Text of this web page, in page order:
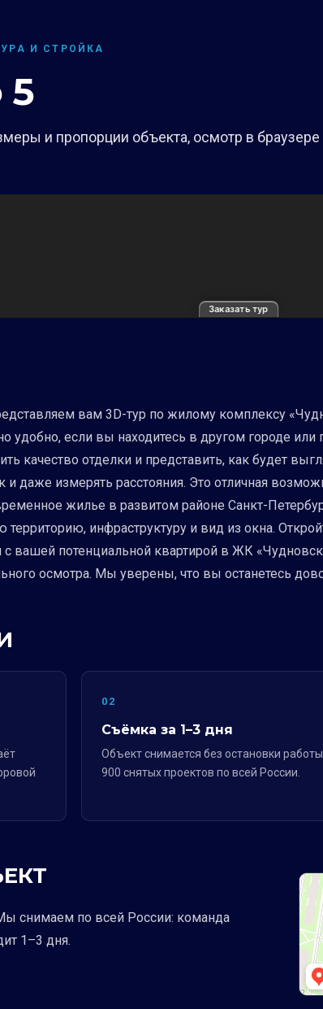
И СТРОЙКА
5
и пропорции объекта, осмотр в браузере
Заказать тур
вам 3D-тур по жилому комплексу
удобно, если вы находитесь в другом городе
качество отделки и представить, как будет
даже измерять расстояния. Это отличная
жилье в развитом районе Санкт-
инфраструктуру и вид из окна.
с вашей потенциальной квартирой в ЖК
осмотра. Мы уверены, что вы останетесь
02
Съёмка за 1–3 дня
Объект снимается без остановки
900 снятых проектов по всей России.
снимаем по всей России: команда
1–3 дня.